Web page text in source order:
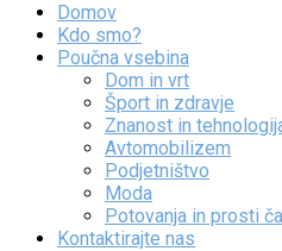
Domov
Kdo smo?
Poučna vsebina
Dom in vrt
Šport in zdravje
Znanost in
Avtomobilizem
Podjetništvo
Moda
Potovanja in prosti
Kontaktirajte nas